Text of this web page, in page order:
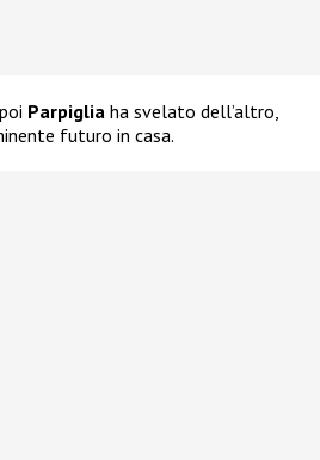
Parpiglia ha svelato dell’altro,
futuro in casa.